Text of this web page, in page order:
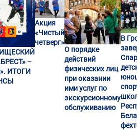
–
ИТОГИ
Акция
«Чистый
четверг»
О порядке
действий
физических лиц
при оказании
ими услуг по
экскурсионному
обслуживанию
В